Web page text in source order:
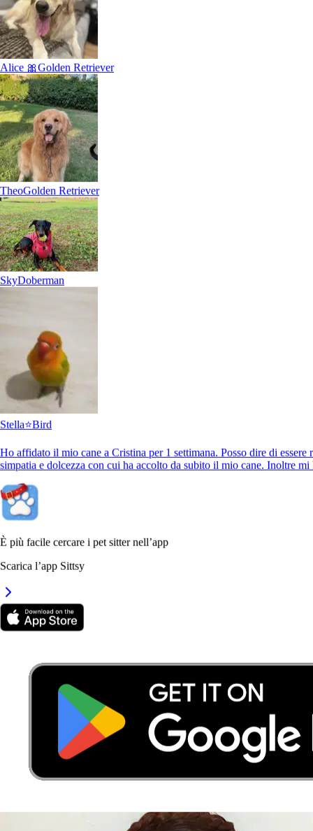
Axel❤️Meticcio
Ercole & LauraRottwiler
Alice 🎀Golden Retriever
Golden Retriever
Doberman
Alice 🎀Golden Retriever
TheoGolden Retriever
SkyDoberman
Stella⭐️Bird
Ho affidato il mio cane a Cristina per 1 settimana. Posso dire di essere
simpatia e dolcezza con cui ha accolto da subito il mio cane. Inoltre mi
È più facile cercare i pet sitter nell’app
Scarica l’app Sittsy